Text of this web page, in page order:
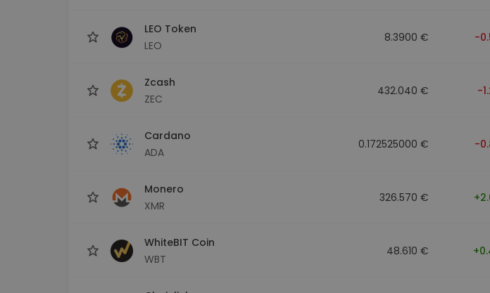
LEO Token
LEO
8.3900 € -
Zcash
ZEC
432.040 € -
Cardano
ADA
0.172525000 € -
Monero
XMR
326.570 €
WhiteBIT Coin
WBT
48.610 €